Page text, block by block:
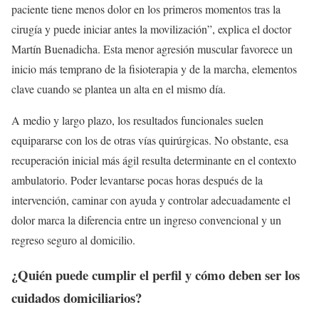
paciente tiene menos dolor en los primeros momentos tras la
cirugía y puede iniciar antes la movilización”, explica el doctor
Martín Buenadicha. Esta menor agresión muscular favorece un
inicio más temprano de la fisioterapia y de la marcha, elementos
clave cuando se plantea un alta en el mismo día.
A medio y largo plazo, los resultados funcionales suelen
equipararse con los de otras vías quirúrgicas. No obstante, esa
recuperación inicial más ágil resulta determinante en el contexto
ambulatorio. Poder levantarse pocas horas después de la
intervención, caminar con ayuda y controlar adecuadamente el
dolor marca la diferencia entre un ingreso convencional y un
regreso seguro al domicilio.
¿Quién puede cumplir el perfil y cómo deben ser los
cuidados domiciliarios?